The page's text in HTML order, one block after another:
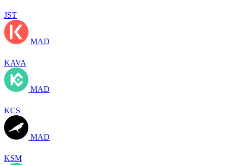
JST
MAD
KAVA
MAD
KCS
MAD
KSM